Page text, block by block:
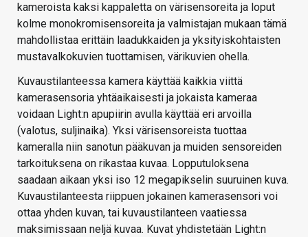
kameroista kaksi kappaletta on värisensoreita ja loput
kolme monokromisensoreita ja valmistajan mukaan tämä
mahdollistaa erittäin laadukkaiden ja yksityiskohtaisten
mustavalkokuvien tuottamisen, värikuvien ohella.
Kuvaustilanteessa kamera käyttää kaikkia viittä
kamerasensoria yhtäaikaisesti ja jokaista kameraa
voidaan Light:n apupiirin avulla käyttää eri arvoilla
(valotus, suljinaika). Yksi värisensoreista tuottaa
kameralla niin sanotun pääkuvan ja muiden sensoreiden
tarkoituksena on rikastaa kuvaa. Lopputuloksena
saadaan aikaan yksi iso 12 megapikselin suuruinen kuva.
Kuvaustilanteesta riippuen jokainen kamerasensori voi
ottaa yhden kuvan, tai kuvaustilanteen vaatiessa
maksimissaan neljä kuvaa. Kuvat yhdistetään Light:n